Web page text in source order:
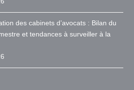
des cabinets d’avocats : Bilan du
et tendances à surveiller à la